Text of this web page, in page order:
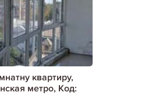
квартиру,
метро, Код: